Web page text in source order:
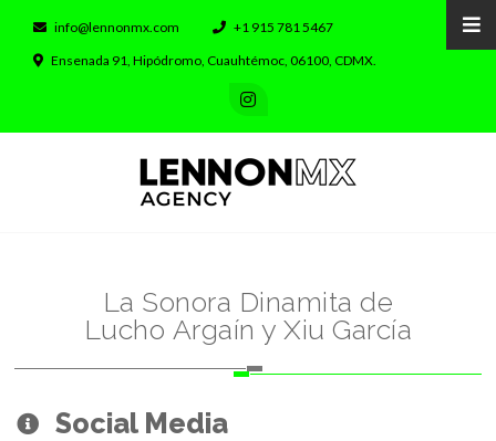
info@lennonmx.com
+1 915 781 5467
Ensenada 91, Hipódromo, Cuauhtémoc, 06100, CDMX.
La Sonora Dinamita de
Lucho Argaín y Xiu García
Social Media